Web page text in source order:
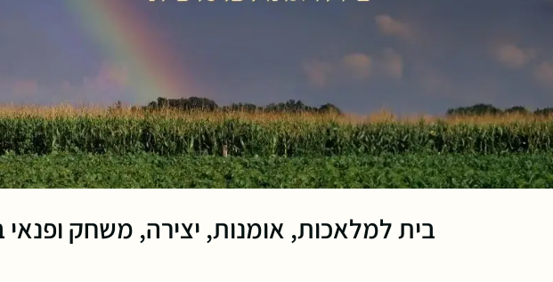
בית למלאכות, אומנות, יצירה, משחק